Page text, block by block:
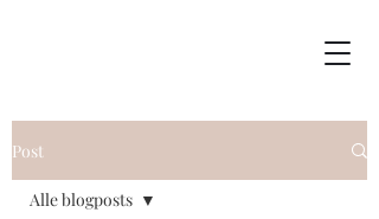
Post
Alle blogposts